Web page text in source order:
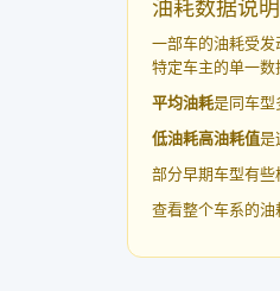
油耗数据说明
一部车的油耗受
特定车主的单一数
平均油耗是同车型
低油耗高油耗值是
部分早期车型有些
查看整个车系的